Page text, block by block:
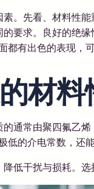
。先看、材料性
要求。良好的绝
有出色的表现，
材
通常由聚四氟乙
低的介电常数，还
低干扰与损耗。